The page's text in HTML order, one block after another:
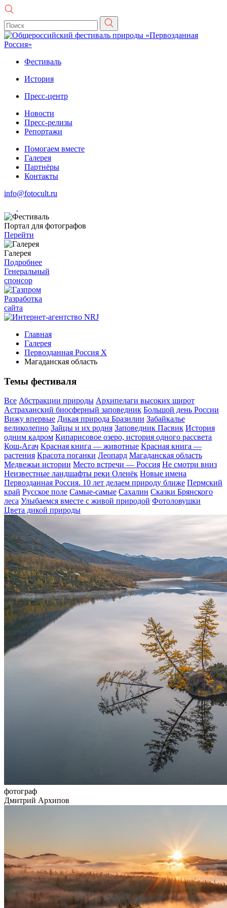
Фестиваль
История
Пресс-центр
Новости
Пресс-релизы
Репортажи
Помогаем вместе
Галерея
Партнёры
Контакты
info@fotocult.ru
Портал для фотографов
Перейти
Галерея
Подробнее
Генеральный
спонсор
Разработка
сайта
Главная
Галерея
Первозданная Россия X
Магаданская область
Темы фестиваля
Все Абстракции природы Архипелаги высоких широт
Астраханский биосферный заповедник Большой день России
Вижу впервые Дикая природа Бразилии Забайкалье
великолепно Зайцы и их родня Заповедник Пасвик История
одним кадром Кипарисовое озеро, история одного рассвета
Кош-Агач Красная книга — животные Красная книга —
растения Красота поганки Леопард Магаданская область
Медвежьи истории Место встречи — Россия Не смотри вниз
Неизвестные ландшафты реки Оленёк Новые имена
Первозданная Россия. 10 лет делаем природу ближе Пермский
край Русское поле Самые-самые Сахалин Сказки Брянского
леса Улыбаемся вместе с живой природой Фотоловушки
Цвета дикой природы
фотограф
Дмитрий Архипов